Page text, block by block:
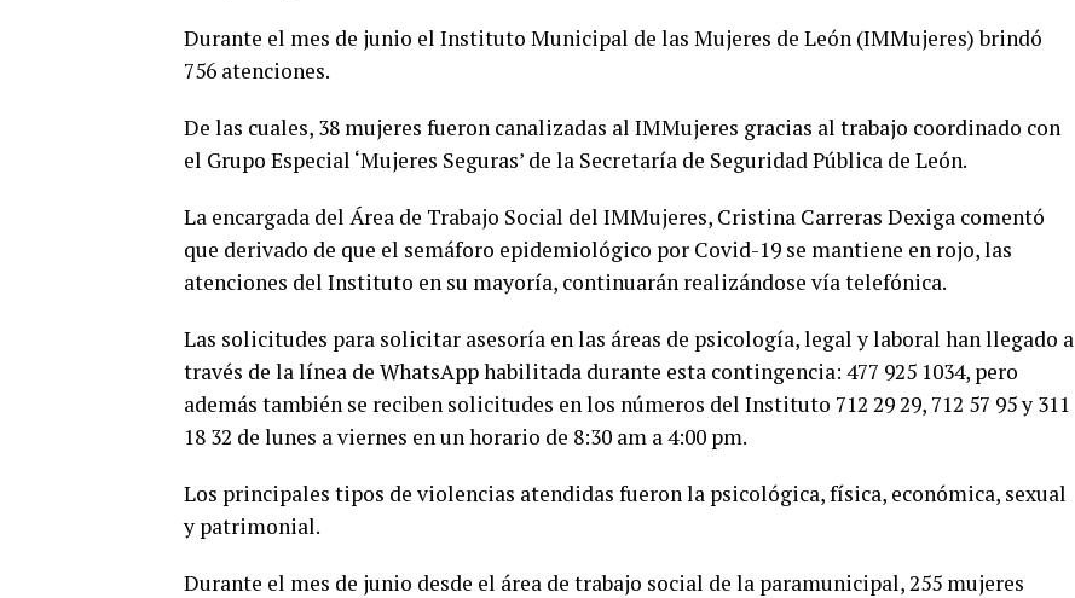
Durante el mes de junio el Instituto Municipal de las Mujeres de León (IMMujeres) brindó
756 atenciones.
De las cuales, 38 mujeres fueron canalizadas al IMMujeres gracias al trabajo coordinado con
el Grupo Especial ‘Mujeres Seguras’ de la Secretaría de Seguridad Pública de León.
La encargada del Área de Trabajo Social del IMMujeres, Cristina Carreras Dexiga comentó
que derivado de que el semáforo epidemiológico por Covid-19 se mantiene en rojo, las
atenciones del Instituto en su mayoría, continuarán realizándose vía telefónica.
Las solicitudes para solicitar asesoría en las áreas de psicología, legal y laboral han llegado a
través de la línea de WhatsApp habilitada durante esta contingencia: 477 925 1034, pero
además también se reciben solicitudes en los números del Instituto 712 29 29, 712 57 95 y 311
18 32 de lunes a viernes en un horario de 8:30 am a 4:00 pm.
Los principales tipos de violencias atendidas fueron la psicológica, física, económica, sexual
y patrimonial.
Durante el mes de junio desde el área de trabajo social de la paramunicipal, 255 mujeres